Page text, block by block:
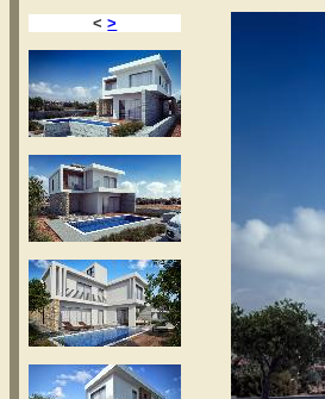
< >